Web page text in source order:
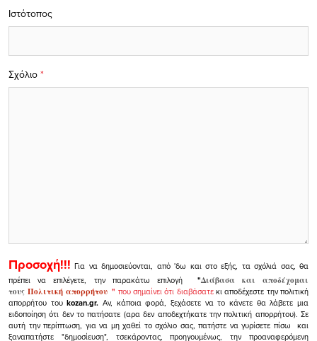
Σχόλιο *
Ιστότοπος
Προσοχή!!! Για να δημοσιεύονται, από 'δω και στο εξής, τα σχόλιά σας, θα
πρέπει να επιλέγετε, την παρακάτω επιλογή
"Διάβασα και αποδέχομαι
τουςΠολιτική απορρήτου" που σημαίνει ότι διαβάσατεκι αποδέχεστε την πολιτική
απορρήτου τουkozan.gr. Αν, κάποια φορά, ξεχάσετε να το κάνετε θα λάβετε μια
ειδοποίηση ότι δεν το πατήσατε (αρα δεν αποδεχτήκατε την πολιτική απορρήτου). Σε
αυτή την περίπτωση, για να μη χαθεί το σχόλιο σας, πατήστε να γυρίσετε πίσω και
ξαναπατήστε "δημοσίευση", τσεκάροντας, προηγουμένως, την προαναφερόμενη